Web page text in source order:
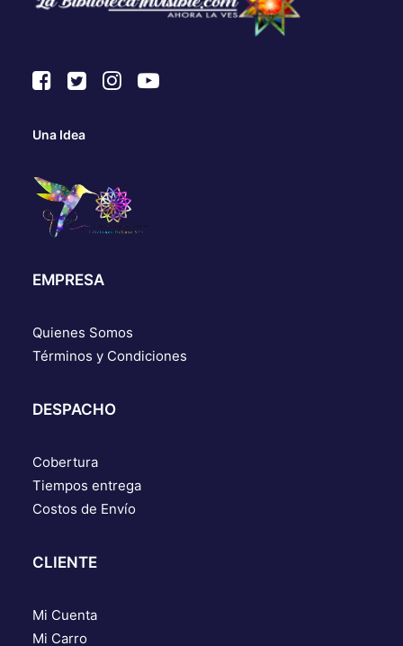
Una Idea
EMPRESA
Quienes Somos
Términos y Condiciones
DESPACHO
Cobertura
Tiempos entrega
Costos de Envío
CLIENTE
Mi Cuenta
Mi Carro